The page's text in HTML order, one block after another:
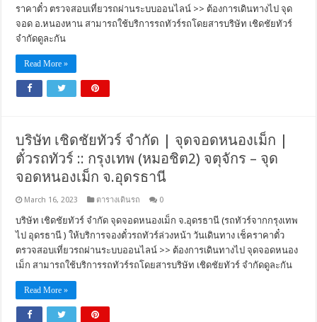
ราคาตั๋ว ตรวจสอบเที่ยวรถผ่านระบบออนไลน์ >> ต้องการเดินทางไป จุด
จอด อ.หนองหาน สามารถใช้บริการรถทัวร์รถโดยสารบริษัท เชิดชัยทัวร์
จำกัดดูละกัน
Read More »
บริษัท เชิดชัยทัวร์ จำกัด | จุดจอดหนองเม็ก |
ตั๋วรถทัวร์ :: กรุงเทพ (หมอชิต2) จตุจักร – จุด
จอดหนองเม็ก จ.อุดรธานี
March 16, 2023 ตารางเดินรถ 0
บริษัท เชิดชัยทัวร์ จำกัด จุดจอดหนองเม็ก จ.อุดรธานี (รถทัวร์จากกรุงเทพ
ไป อุดรธานี ) ให้บริการจองตั๋วรถทัวร์ล่วงหน้า วันเดินทาง เช็คราคาตั๋ว
ตรวจสอบเที่ยวรถผ่านระบบออนไลน์ >> ต้องการเดินทางไป จุดจอดหนอง
เม็ก สามารถใช้บริการรถทัวร์รถโดยสารบริษัท เชิดชัยทัวร์ จำกัดดูละกัน
Read More »